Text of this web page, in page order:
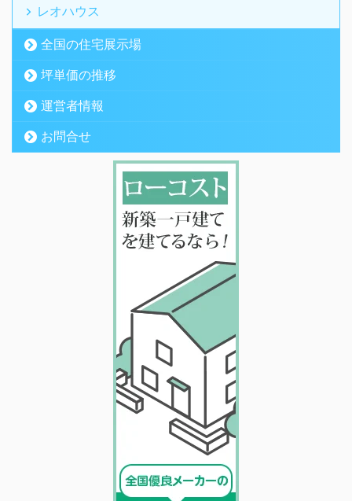
レオハウス
全国の住宅展示場
坪単価の推移
運営者情報
お問合せ